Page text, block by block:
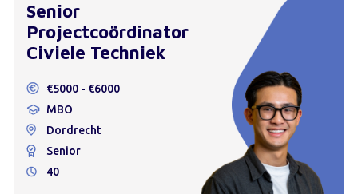
Senior
Projectcoördinator
Civiele Techniek
€5000 - €6000
MBO
Dordrecht
Senior
40